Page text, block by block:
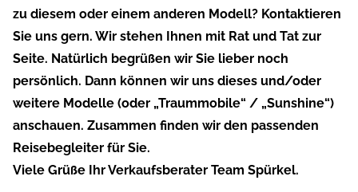
zu diesem oder einem anderen Modell? Kontaktieren
Sie uns gern. Wir stehen Ihnen mit Rat und Tat zur
Seite. Natürlich begrüßen wir Sie lieber noch
persönlich. Dann können wir uns dieses und/oder
weitere Modelle (oder „Traummobile“ / „Sunshine“)
anschauen. Zusammen finden wir den passenden
Reisebegleiter für Sie.
Viele Grüße Ihr Verkaufsberater Team Spürkel.